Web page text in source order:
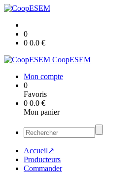
0
0 0.0 €
CoopESEM
Mon compte
0
Favoris
0 0.0 €
Mon panier
Accueil↗
Producteurs
Commander